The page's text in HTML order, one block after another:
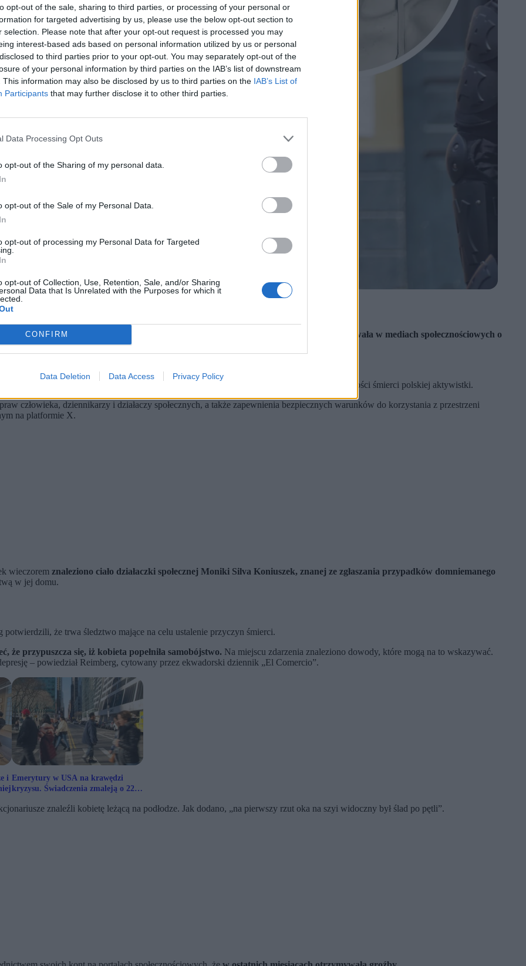
opt-out of the sale, sharing to third parties, or processing of your personal or
for targeted advertising by us, please use the below opt-out section to
selection. Please note that after your opt-out request is processed you may
interest-based ads based on personal information utilized by us or personal
to third parties prior to your opt-out. You may separately opt-out of the
of your personal information by third parties on the IAB’s list of downstream
This information may also be disclosed by us to third parties on the IAB’s List of
Participants that may further disclose it to other third parties.
Data Processing Opt Outs
opt-out of the Sharing of my personal data.
opt-out of the Sale of my Personal Data.
opt-out of processing my Personal Data for Targeted
opt-out of Collection, Use, Retention, Sale, and/or Sharing
Data that Is Unrelated with the Purposes for which it
CONFIRM
Data Deletion Data Access Privacy Policy
w Ekwadorze (fot. Shutterstock / Facebook)
inne wątki.
i niezależne śledztwo.
Fundacji La Integridad. W ostatnich miesiącach przed śmiercią wielokrotnie informowała w mediach społecznościowych o
najniższą krajową
w Ekwadorze
, apelując o „szybkie” i „niezależne” śledztwo mające wyjaśnić okoliczności śmierci polskiej aktywistki.
człowieka, dziennikarzy i działaczy społecznych, a także zapewnienia bezpiecznych warunków do korzystania z przestrzeni
na platformie X.
wieczorem znaleziono ciało działaczki społecznej Moniki Silva Koniuszek, znanej ze zgłaszania przypadków domniemanego
w jej domu.
że trwa śledztwo mające na celu ustalenie przyczyn śmierci.
że przypuszcza się, iż kobieta popełniła samobójstwo. Na miejscu zdarzenia znaleziono dowody, które mogą na to wskazywać.
– powiedział Reimberg, cytowany przez ekwadorski dziennik „El Comercio”.
i Emerytury w USA na krawędzi
kryzysu. Świadczenia zmaleją o 22
znaleźli kobietę leżącą na podłodze. Jak dodano, „na pierwszy rzut oka na szyi widoczny był ślad po pętli”.